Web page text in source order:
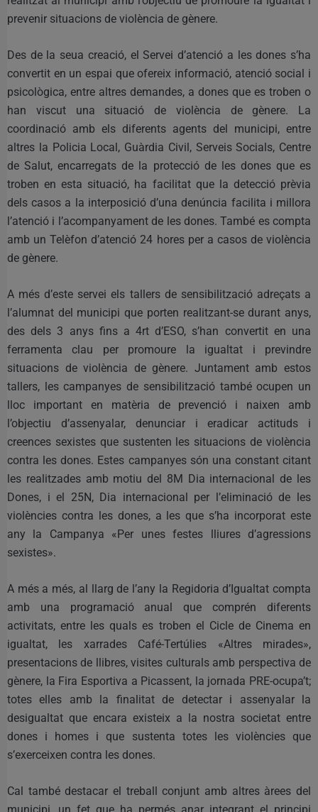
prevenir situacions de violència de gènere.
Des de la seua creació, el Servei d’atenció a les dones s’ha
convertit en un espai que ofereix informació, atenció social i
psicològica, entre altres demandes, a dones que es troben o
han viscut una situació de violència de gènere. La
coordinació amb els diferents agents del municipi, entre
altres la Policia Local, Guàrdia Civil, Serveis Socials, Centre
de Salut, encarregats de la protecció de les dones que es
troben en esta situació, ha facilitat que la detecció prèvia
dels casos a la interposició d’una denúncia facilita i millora
l’atenció i l’acompanyament de les dones. També es compta
amb un Telèfon d’atenció 24 hores per a casos de violència
de gènere.
A més d’este servei els tallers de sensibilització adreçats a
l’alumnat del municipi que porten realitzant-se durant anys,
des dels 3 anys fins a 4rt d’ESO, s’han convertit en una
ferramenta clau per promoure la igualtat i previndre
situacions de violència de gènere. Juntament amb estos
tallers, les campanyes de sensibilització també ocupen un
lloc important en matèria de prevenció i naixen amb
l’objectiu d’assenyalar, denunciar i eradicar actituds i
creences sexistes que sustenten les situacions de violència
contra les dones. Estes campanyes són una constant citant
les realitzades amb motiu del 8M Dia internacional de les
Dones, i el 25N, Dia internacional per l’eliminació de les
violències contra les dones, a les que s’ha incorporat este
any la Campanya «Per unes festes lliures d’agressions
sexistes».
A més a més, al llarg de l’any la Regidoria d’Igualtat compta
amb una programació anual que comprén diferents
activitats, entre les quals es troben el Cicle de Cinema en
igualtat, les xarrades Café-Tertúlies «Altres mirades»,
presentacions de llibres, visites culturals amb perspectiva de
gènere, la Fira Esportiva a Picassent, la jornada PRE-ocupa’t;
totes elles amb la finalitat de detectar i assenyalar la
desigualtat que encara existeix a la nostra societat entre
dones i homes i que sustenta totes les violències que
s’exerceixen contra les dones.
Cal també destacar el treball conjunt amb altres àrees del
municipi, un fet que ha permés anar integrant el principi